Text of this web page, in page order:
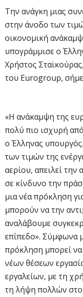
Την ανάγκη μιας
στην άνοδο των
οικονομική
υπογράμμισε ο
Χρήστος
του Eurogroup,
«Η ανάκαμψη της
πολύ πιο ισχυρή
ο Έλληνας
των τιμών της
αερίου, απειλεί την
σε κίνδυνο την
μια νέα πρόκληση
μπορούν να την
αναλάβουμε
επίπεδο». Σύμφωνα
πρόκληση μπορεί να
νέων θέσεων
εργαλείων, με τη
τη λήψη πολλών